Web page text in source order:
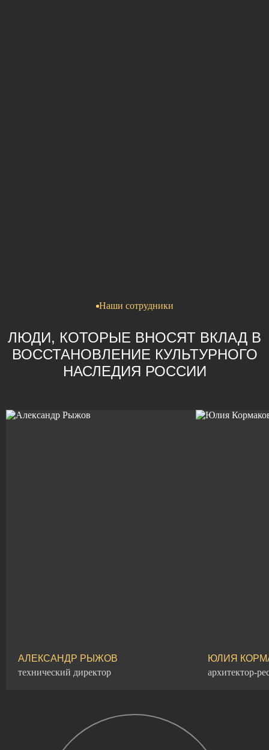
Наши сотрудники
ЛЮДИ, КОТОРЫЕ ВНОСЯТ ВКЛАД В
ВОССТАНОВЛЕНИЕ КУЛЬТУРНОГО
НАСЛЕДИЯ РОССИИ
АЛЕКСАНДР РЫЖОВ
технический директор
ЮЛИЯ
архитектор-